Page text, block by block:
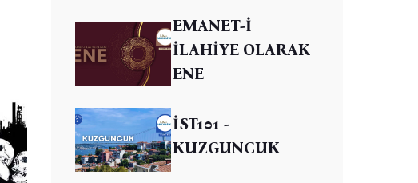
EMANET-İ
İLAHİYE OLARAK
ENE
İST101 -
KUZGUNCUK